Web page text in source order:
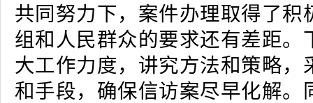
共同努力下，案件办理取得了积
组和人民群众的要求还有差距。
大工作力度，讲究方法和策略，
和手段，确保信访案尽早化解。